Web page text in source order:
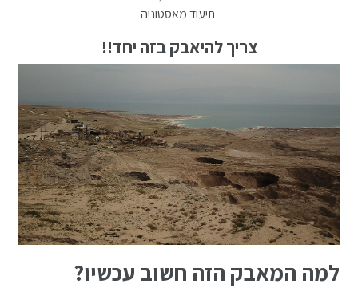
תיעוד מאסטוניה
צריך להיאבק בזה יחד!!
למה המאבק הזה חשוב עכשיו?